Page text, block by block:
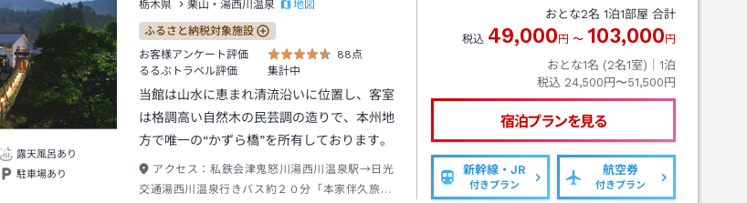
露天風呂あり
駐車場あり
栃木県 栗山・湯西川温泉 地図
ふるさと納税対象施設
お客様アンケート評価
88点
るるぶトラベル評価
集計中
当館は山水に恵まれ清流沿いに位置し、客室
は格調高い自然木の民芸調の造りで、本州地
方で唯一の“かずら橋”を所有しております。
アクセス： 私鉄会津鬼怒川湯西川温泉駅→日光
交通湯西川温泉行きバス約２０分「本家伴久旅館
おとな2名 1泊1部屋 合計
税込 49,000 円 〜 103,000 円
おとな1名 (2名1室)｜ 1泊
税込 24,500円〜51,500円
宿泊プランを見る
新幹線・JR
付きプラン
航空券
付きプラン